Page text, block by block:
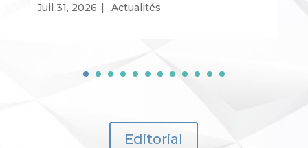
Juil 31, 2026 | Actualités
Editorial